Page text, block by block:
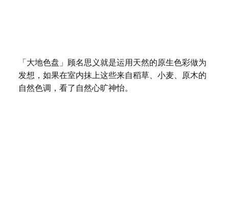
「大地色盘」顾名思义就是运用天然的原生色彩做为
发想，如果在室内抹上这些来自稻草、小麦、原木的
自然色调，看了自然心旷神怡。